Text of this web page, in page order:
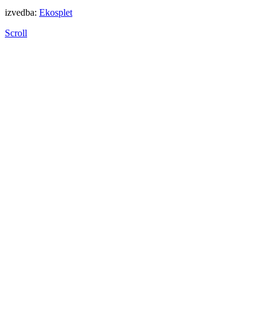
izvedba: Ekosplet
Scroll